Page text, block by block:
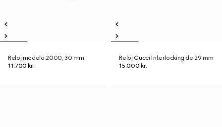
Reloj modelo 2000, 30 mm
11.700 kr.
Reloj Gucci Interlocking de 29 mm
15.000 kr.